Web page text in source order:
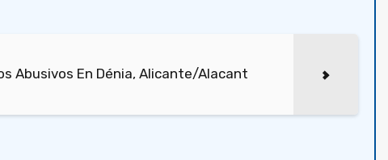
Abusivos En Dénia, Alicante/Alacant